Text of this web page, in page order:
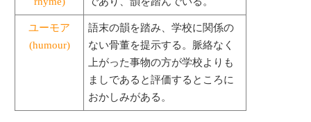
ユーモア
(humour)
語末の韻を踏み、学校に関係の
ない骨董を提示する。脈絡なく
上がった事物の方が学校よりも
ましであると評価するところに
おかしみがある。